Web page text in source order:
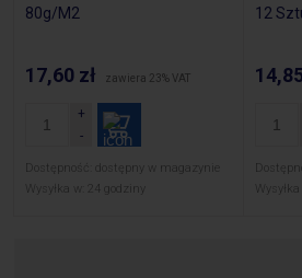
80g/M2
17,60 zł zawiera 23% VAT
Dostępność:
dostępny w magazynie
Wysyłka w:
24 godziny
12
Wysyłka